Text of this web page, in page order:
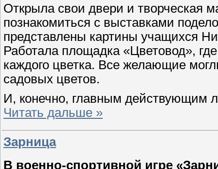
Открыла свои двери и творческая
познакомиться с выставками
представлены картины учащихся
Работала площадка «Цветовод»,
каждого цветка. Все желающие
садовых цветов.
И, конечно, главным действующим
Читать дальше »
Зарница
В военно-спортивной игре